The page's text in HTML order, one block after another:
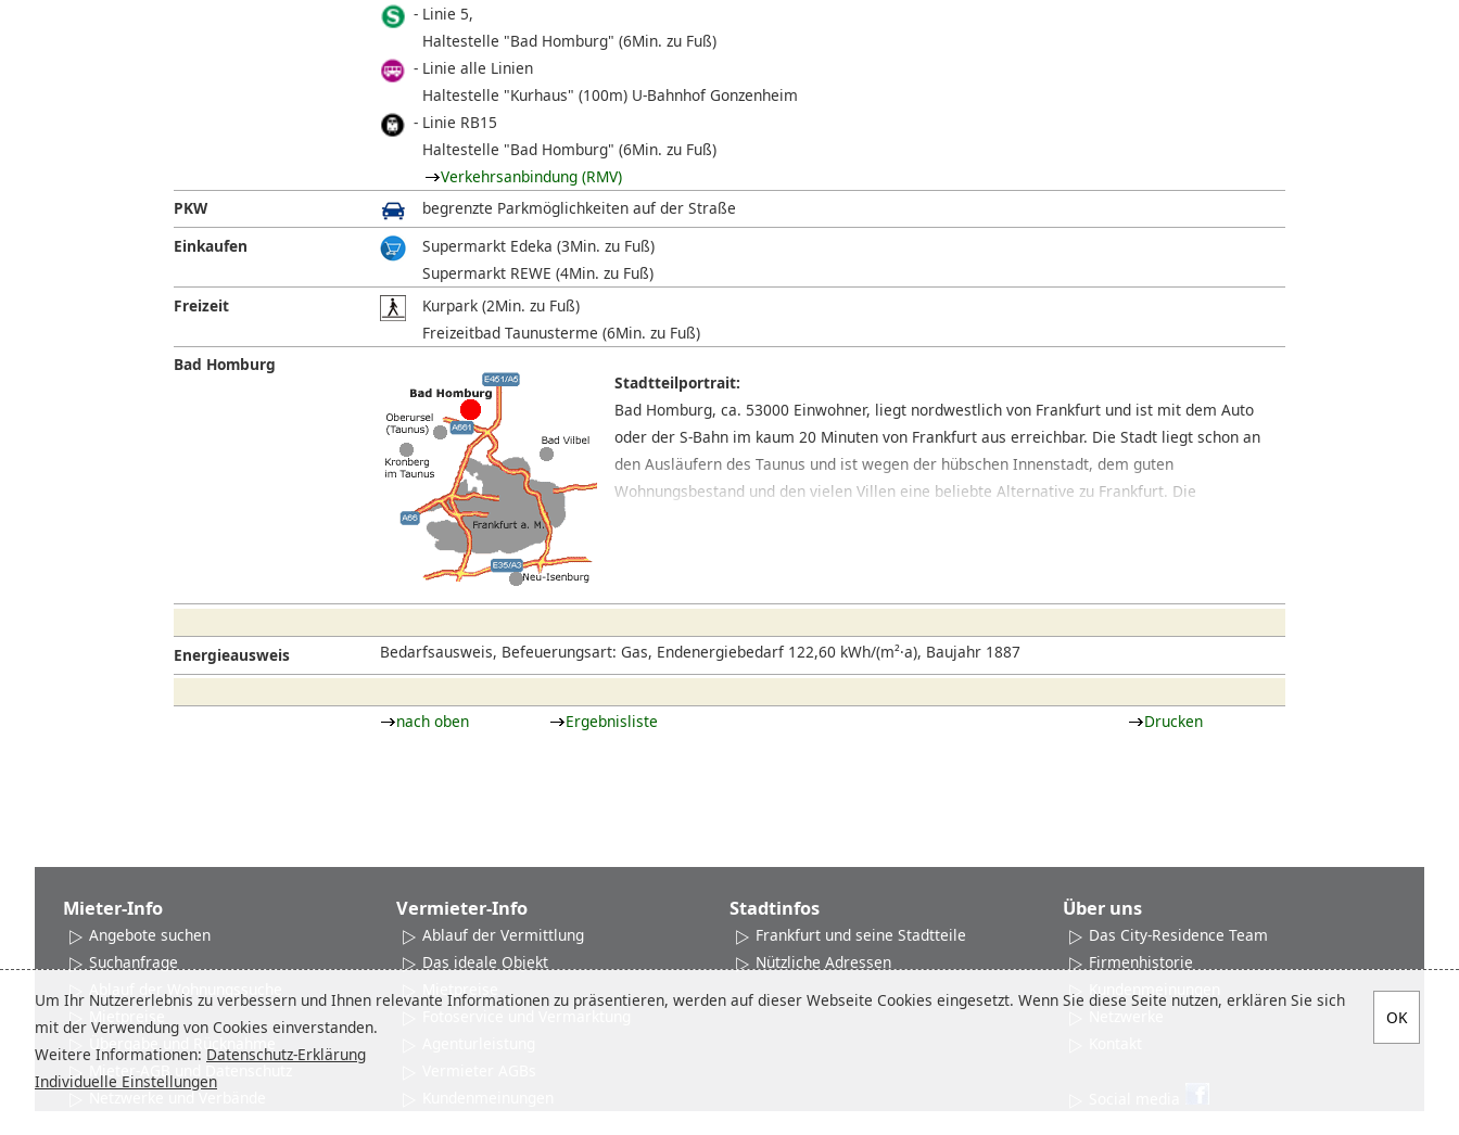
Linie 5,
Haltestelle "Bad Homburg" (6Min. zu Fuß)
Linie alle Linien
Haltestelle "Kurhaus" (100m) U-Bahnhof Gonzenheim
Linie RB15
Haltestelle "Bad Homburg" (6Min. zu Fuß)
Verkehrsanbindung (RMV)
PKW
begrenzte Parkmöglichkeiten auf der Straße
Einkaufen
Supermarkt Edeka (3Min. zu Fuß)
Supermarkt REWE (4Min. zu Fuß)
Freizeit
Kurpark (2Min. zu Fuß)
Freizeitbad Taunusterme (6Min. zu Fuß)
Bad Homburg
Stadtteilportrait:
Bad Homburg, ca. 53000 Einwohner, liegt nordwestlich von Frankfurt und ist mit dem Auto
oder der S-Bahn im kaum 20 Minuten von Frankfurt aus erreichbar. Die Stadt liegt schon an
den Ausläufern des Taunus und ist wegen der hübschen Innenstadt, dem guten
Wohnungsbestand und den vielen Villen eine beliebte Alternative zu Frankfurt. Die
ist.
Energieausweis Bedarfsausweis, Befeuerungsart: Gas, Endenergiebedarf 122,60 kWh/(m²·a), Baujahr 1887
nach oben Ergebnisliste Drucken
Mieter-Info
Angebote suchen
Suchanfrage
Ablauf der Wohnungssuche
Mietpreise
Übergabe und Rücknahme
Mieter-AGB und Datenschutz
Vermieter-Info
Ablauf der Vermittlung
Das ideale Objekt
Mietpreise
Stadtinfos
Frankfurt und seine Stadtteile
Nützliche Adressen
Über uns
Das City-Residence Team
Firmenhistorie
Kundenmeinungen
Um Ihr Nutzererlebnis zu verbessern und Ihnen relevante Informationen zu präsentieren, werden auf dieser Webseite Cookies eingesetzt. Wenn Sie diese Seite nutzen, erklären Sie sich
mit der Verwendung von Cookies einverstanden.
Weitere Informationen: Datenschutz-Erklärung
Individuelle Einstellungen